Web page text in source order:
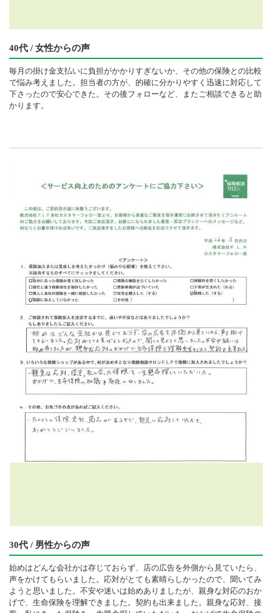
40代 / 女性からの声
毎月の掛け金支払いに負担がかかりすぎないか、その他の保険との比較
で悩み考えました。担当者の方が、的確に分かりやすく迅速に対応して
下さったので安心できた。その後フォローなど、またご相談できると助
かります。
30代 / 男性からの声
始めはどんな会社かは存じておらず、店の広告を外側から見ていたら、
声をかけてもらいました。応対がとても素晴らしかったので、聞いてみ
ようと思いました。不安や迷いは始めありましたが、親身な対応のおか
げで、生命保険を理解できました。契約も出来ました。親身な応対、接